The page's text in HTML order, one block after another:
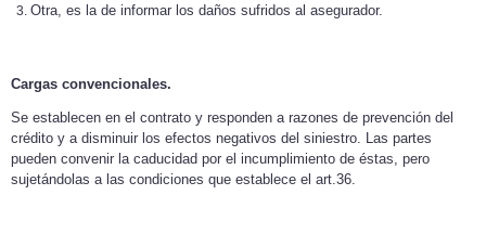
Otra, es la de informar los daños sufridos al asegurador.
Cargas convencionales.
Se establecen en el contrato y responden a razones de prevención del
crédito y a disminuir los efectos negativos del siniestro. Las partes
pueden convenir la caducidad por el incumplimiento de éstas, pero
sujetándolas a las condiciones que establece el art.36.